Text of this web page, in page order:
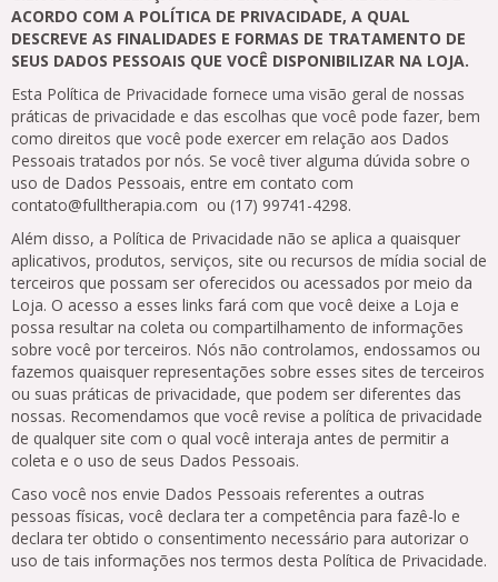
ACORDO COM A POLÍTICA DE PRIVACIDADE, A QUAL
DESCREVE AS FINALIDADES E FORMAS DE TRATAMENTO DE
SEUS DADOS PESSOAIS QUE VOCÊ DISPONIBILIZAR NA LOJA.
Esta Política de Privacidade fornece uma visão geral de nossas
práticas de privacidade e das escolhas que você pode fazer, bem
como direitos que você pode exercer em relação aos Dados
Pessoais tratados por nós. Se você tiver alguma dúvida sobre o
uso de Dados Pessoais, entre em contato com
contato@fulltherapia.com ou (17) 99741-4298.
Além disso, a Política de Privacidade não se aplica a quaisquer
aplicativos, produtos, serviços, site ou recursos de mídia social de
terceiros que possam ser oferecidos ou acessados por meio da
Loja. O acesso a esses links fará com que você deixe a Loja e
possa resultar na coleta ou compartilhamento de informações
sobre você por terceiros. Nós não controlamos, endossamos ou
fazemos quaisquer representações sobre esses sites de terceiros
ou suas práticas de privacidade, que podem ser diferentes das
nossas. Recomendamos que você revise a política de privacidade
de qualquer site com o qual você interaja antes de permitir a
coleta e o uso de seus Dados Pessoais.
Caso você nos envie Dados Pessoais referentes a outras
pessoas físicas, você declara ter a competência para fazê-lo e
declara ter obtido o consentimento necessário para autorizar o
uso de tais informações nos termos desta Política de Privacidade.